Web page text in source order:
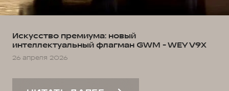
Искусство премиума: новый
интеллектуальный флагман GWM - WEY V9X
26 апреля 2026